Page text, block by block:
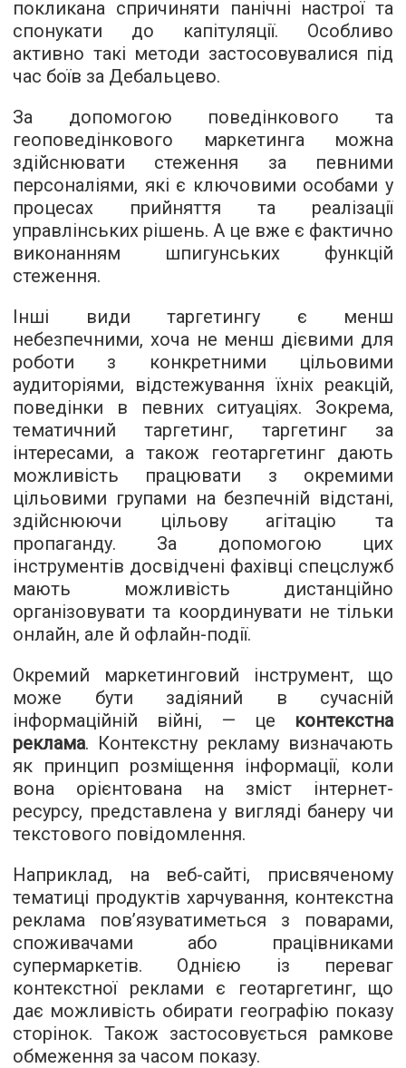
покликана спричиняти панічні настрої та
спонукати до капітуляції. Особливо
активно такі методи застосовувалися під
час боїв за Дебальцево.
За допомогою поведінкового та
геоповедінкового маркетинга можна
здійснювати стеження за певними
персоналіями, які є ключовими особами у
процесах прийняття та реалізації
управлінських рішень. А це вже є фактично
виконанням шпигунських функцій
стеження.
Інші види таргетингу є менш
небезпечними, хоча не менш дієвими для
роботи з конкретними цільовими
аудиторіями, відстежування їхніх реакцій,
поведінки в певних ситуаціях. Зокрема,
тематичний таргетинг, таргетинг за
інтересами, а також геотаргетинг дають
можливість працювати з окремими
цільовими групами на безпечній відстані,
здійснюючи цільову агітацію та
пропаганду. За допомогою цих
інструментів досвідчені фахівці спецслужб
мають можливість дистанційно
організовувати та координувати не тільки
онлайн, але й офлайн-події.
Окремий маркетинговий інструмент, що
може бути задіяний в сучасній
інформаційній війні, — це контекстна
реклама. Контекстну рекламу визначають
як принцип розміщення інформації, коли
вона орієнтована на зміст інтернет-
ресурсу, представлена у вигляді банеру чи
текстового повідомлення.
Наприклад, на веб-сайті, присвяченому
тематиці продуктів харчування, контекстна
реклама пов’язуватиметься з поварами,
споживачами або працівниками
супермаркетів. Однією із переваг
контекстної реклами є геотаргетинг, що
дає можливість обирати географію показу
сторінок. Також застосовується рамкове
обмеження за часом показу.